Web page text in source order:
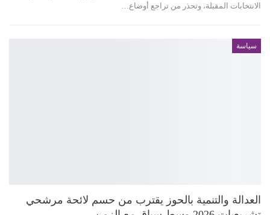
الانتخابات المقبلة، وتحذر من تراجع أوضاع…
سياسة
العدالة والتنمية بالحوز يقترب من حسم لائحة مرشحي